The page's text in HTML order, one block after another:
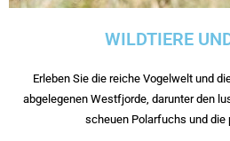
WILDTIERE
Erleben Sie die reiche Vogelwelt und
abgelegenen Westfjorde, darunter den
scheuen Polarfuchs und die